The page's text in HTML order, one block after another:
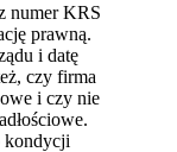
numer KRS
prawną.
i datę
czy firma
i czy nie
kondycji